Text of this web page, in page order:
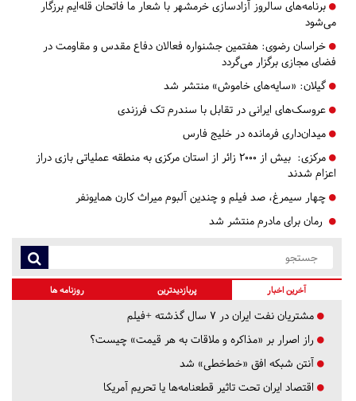
برنامه‌های سالروز آزادسازی خرمشهر با شعار ما فاتحان قله‌ایم برزگار
می‌شود
خراسان رضوی: هفتمین جشنواره فعالان دفاع مقدس و مقاومت در
فضای مجازی برگزار می‌گردد
گیلان: «سایه‌های خاموش» منتشر شد
عروسک‌های ایرانی در تقابل با سندرم تک فرزندی
میدان‌داری فرمانده در خلیج فارس
مرکزی:
بیش از ۲۰۰۰ زائر از استان مرکزی به منطقه عملیاتی بازی دراز
اعزام شدند
چهار سیمرغ، صد فیلم و چندین آلبوم میراث کارن همایونفر
رمان برای مادرم منتشر شد
آخرین اخبار پربازدیدترین روزنامه ها
مشتریان نفت ایران در ۷ سال گذشته +فیلم
راز اصرار بر «مذاکره و ملاقات به هر قیمت» چیست؟
آنتن شبکه افق «خط‌خطی» شد
اقتصاد ایران تحت تاثیر قطعنامه‌ها یا تحریم‌ آمریکا